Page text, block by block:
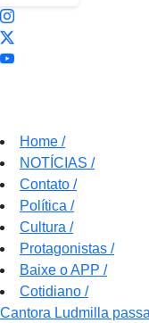
Home /
NOTÍCIAS /
Contato /
Política /
Cultura /
Protagonistas /
Baixe o APP /
Cotidiano /
Cantora Ludmilla